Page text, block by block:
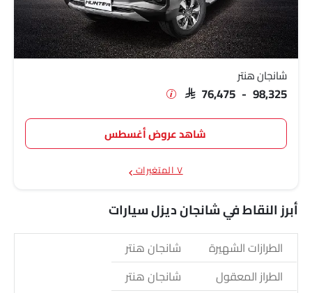
شانجان هنتر
SAR 76,475 - 98,325
شاهد عروض أغسطس
٧ المتغيرات
أبرز النقاط في شانجان ديزل سيارات
الطرازات الشهيرة
شانجان هنتر
الطراز المعقول
شانجان هنتر